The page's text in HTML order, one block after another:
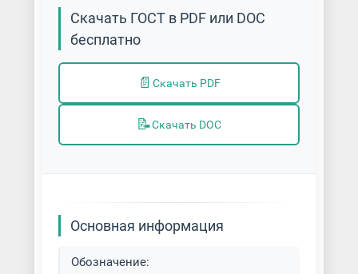
Скачать ГОСТ в PDF или DOC
бесплатно
📄 Скачать PDF
📝Скачать DOC
Основная информация
Обозначение: